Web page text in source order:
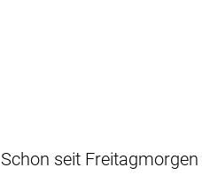
Schon seit